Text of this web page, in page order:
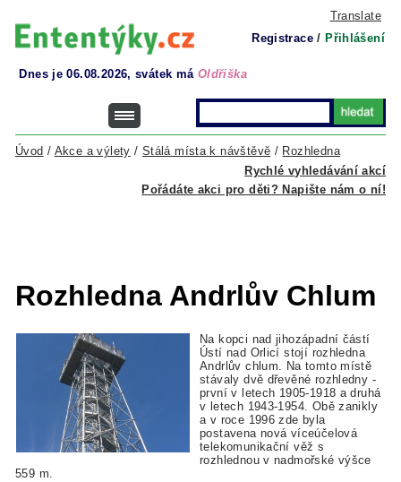
Translate
Registrace / Přihlášení
Dnes je 06.08.2026, svátek má Oldřiška
Rychlé vyhledávání akcí
Úvod / Akce a výlety / Stálá místa k návštěvě / Rozhledna
Pořádáte akci pro děti? Napište nám o ní!
Rozhledna Andrlův Chlum
Na kopci nad jihozápadní částí
Ústí nad Orlicí stojí rozhledna
Andrlův chlum. Na tomto místě
stávaly dvě dřevěné rozhledny -
první v letech 1905-1918 a druhá
v letech 1943-1954. Obě zanikly
a v roce 1996 zde byla
postavena nová víceúčelová
telekomunikační věž s
rozhlednou v nadmořské výšce
559 m.